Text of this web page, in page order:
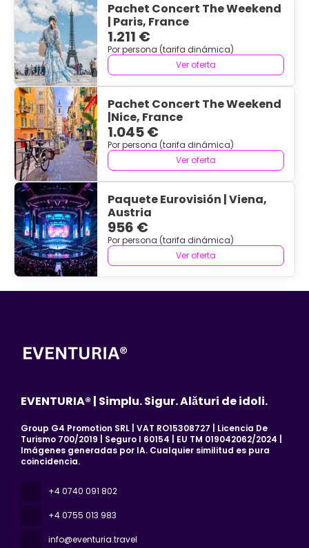
Pachet Concert The Weekend
| Paris, France
1.211 €
Por persona (tarifa dinámica)
Ver oferta
Pachet Concert The Weekend
|Nice, France
1.045 €
Por persona (tarifa dinámica)
Ver oferta
Paquete Eurovisión | Viena,
Austria
956 €
Por persona (tarifa dinámica)
Ver oferta
EVENTURIA® | Simplu. Sigur. Alături de idoli.
Group G4 Promotion SRL | VAT RO15308727 | Licencia De
Turismo 700/2019 | Seguro I 60154 | EU TM 019042062/2024 |
Imágenes generadas por IA. Cualquier similitud es pura
coincidencia.
+4 0740 091 802
+4 0755 013 983
info@eventuria.travel